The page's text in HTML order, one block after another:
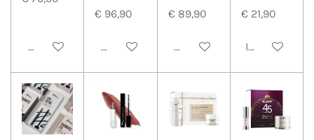
Houd mij op de hoogte
€ 96,90
Houd mij op de hoogte
€ 89,90
Houd mij op de hoogte
€ 21,90
In